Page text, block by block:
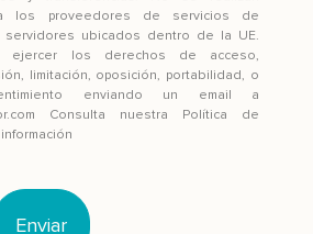
los proveedores de servicios de
ubicados dentro de la UE.
ejercer los derechos de acceso,
limitación, oposición, portabilidad, o
enviando un email a
Consulta nuestra Política de